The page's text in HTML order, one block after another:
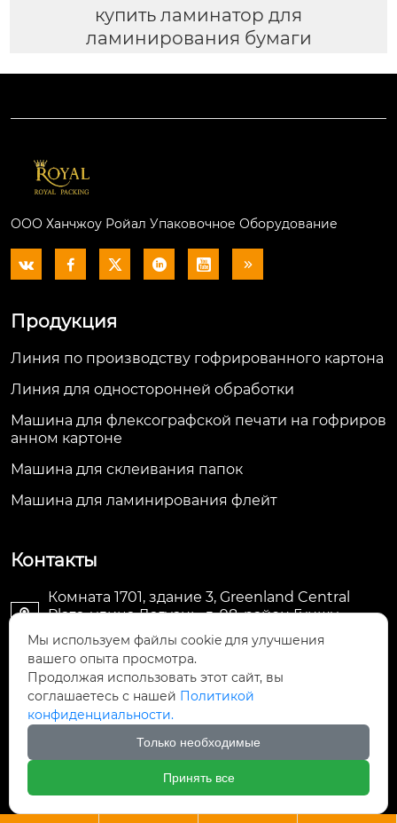
купить ламинатор для
ламинирования бумаги
ООО Ханчжоу Ройал Упаковочное Оборудование
     
Продукция
Линия по производству гофрированного картона
Линия для односторонней обработки
Машина для флексографской печати на гофриров
анном картоне
Машина для склеивания папок
Машина для ламинирования флейт
Контакты

Комната 1701, здание 3, Greenland Central
Plaza, улица Дагуань, д. 98, район Гуншу,
Ханчжоу, провинция Чжэцзян, Китай
 machine@royal-packing.com
 +86-571-85829052
 +8613325819288
Мы используем файлы cookie для улучшения
вашего опыта просмотра.
Продолжая использовать этот сайт, вы
соглашаетесь с нашей Политикой
конфиденциальности.
Только необходимые
Принять все